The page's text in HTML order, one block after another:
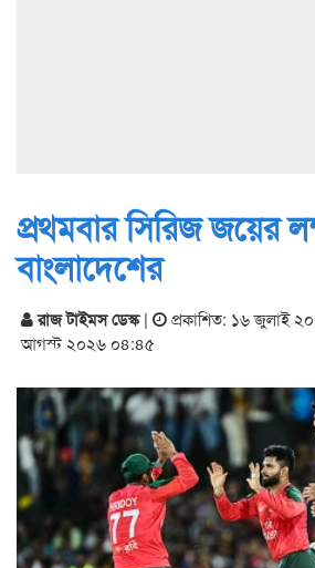
প্রথমবার সিরিজ জয়ের
বাংলাদেশের
রাজ টাইমস ডেস্ক| প্রকাশিত: ১৬ জুলাই
আগস্ট ২০২৬ ০৪:৪৫